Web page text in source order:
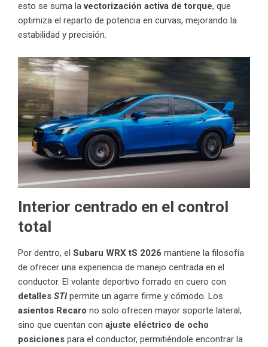
esto se suma lavectorización activa de torque, que
optimiza el reparto de potencia en curvas, mejorando la
estabilidad y precisión.
Interior centrado en el control
total
Por dentro, el Subaru WRX tS 2026 mantiene la filosofía
de ofrecer una experiencia de manejo centrada en el
conductor. El volante deportivo forrado en cuero con
detalles STI permite un agarre firme y cómodo. Los
asientos Recaro no solo ofrecen mayor soporte lateral,
sino que cuentan con ajuste eléctrico de ocho
posiciones para el conductor, permitiéndole encontrar la